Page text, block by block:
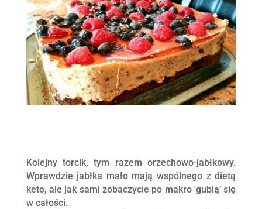
Kolejny torcik, tym razem orzechowo-jabłkowy.
Wprawdzie jabłka mało mają wspólnego z dietą
keto, ale jak sami zobaczycie po makro 'gubią’ się
w całości.